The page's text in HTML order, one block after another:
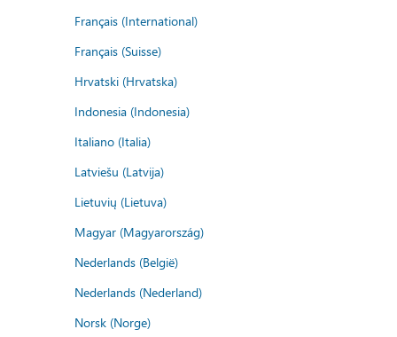
Français (International)
Français (Suisse)
Hrvatski (Hrvatska)
Indonesia (Indonesia)
Italiano (Italia)
Latviešu (Latvija)
Lietuvių (Lietuva)
Magyar (Magyarország)
Nederlands (België)
Nederlands (Nederland)
Norsk (Norge)